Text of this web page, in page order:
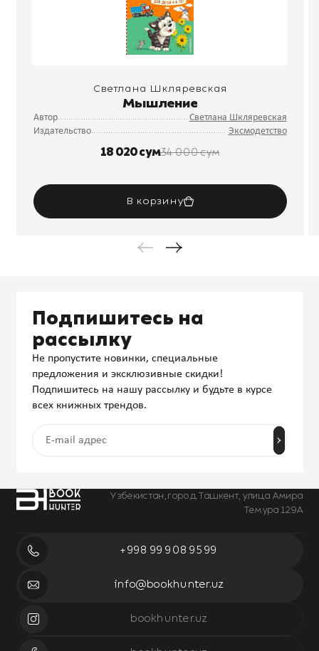
Светлана Шкляревская
Мышление
Автор
Светлана Шкляревская
Издательство
Эксмодетство
18 020 сум34 000 сум
В корзину
Узбекистан, город Ташкент, улица Амира
Темура 129А
+998 99 908 95 99
info@bookhunter.uz
bookhunter.uz
Подпишитесь на
рассылку
Не пропустите новинки, специальные
предложения и эксклюзивные скидки!
Подпишитесь на нашу рассылку и будьте в курсе
всех книжных трендов.